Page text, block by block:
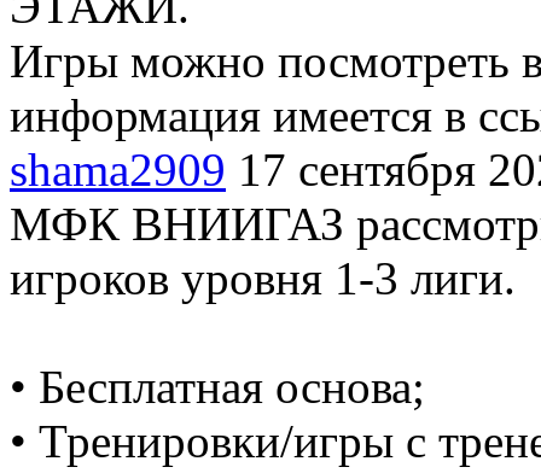
Игры можно посмотреть
информация имеется в
shama2909 17 сентября
МФК ВНИИГАЗ
игроков уровня 1-3 лиги.
• Бесплатная основа;
• Тренировки/игры с